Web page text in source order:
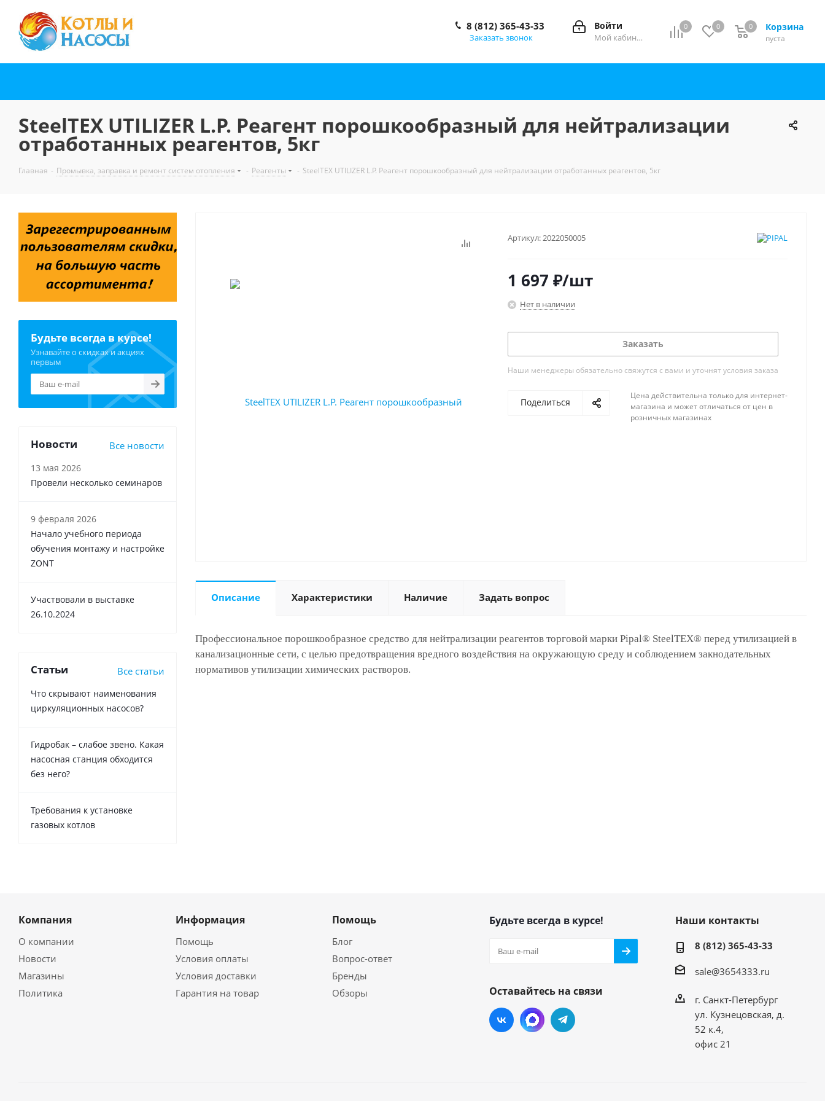
0 0 Корзина
0
пуста
0
Войти
Мой кабинет
8 (812) 365-43-33
Заказать звонок
SteelTEX UTILIZER L.P. Реагент порошкообразный для нейтрализации
отработанных реагентов, 5кг
Главная - Промывка, заправка и ремонт систем отопления - Реагенты - SteelTEX UTILIZER L.P. Реагент порошкообразный для нейтрализации отработанных реагентов, 5кг
Артикул:2022050005
1 697 ₽/шт
Нет в наличии
Заказать
Наши менеджеры обязательно свяжутся с вами и уточнят условия заказа
Поделиться
Цена действительна только для интернет-
магазина и может отличаться от цен в
розничных магазинах
Описание Характеристики Наличие Задать вопрос
Профессиональное порошкообразное средство для нейтрализации реагентов торговой марки Pipal® SteelTEX® перед утилизацией в
канализационные сети, с целью предотвращения вредного воздействия на окружающую среду и соблюдением закнодательных
нормативов утилизации химических растворов.
Будьте всегда в курсе!
Узнавайте о скидках и акциях
первым
Новости Все новости
13 мая 2026
Провели несколько семинаров
9 февраля 2026
Начало учебного периода
обучения монтажу и настройке
ZONT
Участвовали в выставке
26.10.2024
Статьи Все статьи
Что скрывают наименования
циркуляционных насосов?
Гидробак – слабое звено. Какая
насосная станция обходится
без него?
Требования к установке
газовых котлов
Компания
О компании
Новости
Магазины
Политика
Информация
Помощь
Условия оплаты
Условия доставки
Гарантия на товар
Помощь
Блог
Вопрос-ответ
Бренды
Обзоры
Будьте всегда в курсе!
Оставайтесь на связи
Наши контакты
8 (812) 365-43-33
sale@3654333.ru
г. Санкт-Петербург
ул. Кузнецовская, д.
52 к.4,
офис 21